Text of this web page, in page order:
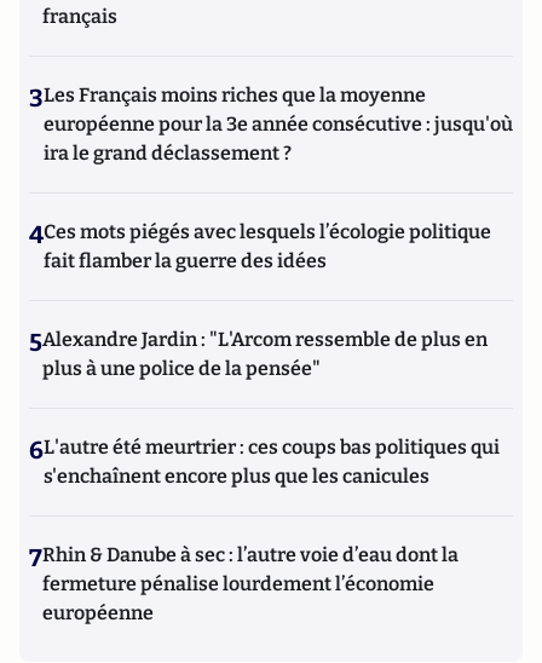
français
3Les Français moins riches que la moyenne
européenne pour la 3e année consécutive : jusqu'où
ira le grand déclassement ?
4Ces mots piégés avec lesquels l’écologie politique
fait flamber la guerre des idées
5Alexandre Jardin : "L'Arcom ressemble de plus en
plus à une police de la pensée"
6L'autre été meurtrier : ces coups bas politiques qui
s'enchaînent encore plus que les canicules
7Rhin & Danube à sec : l’autre voie d’eau dont la
fermeture pénalise lourdement l’économie
européenne